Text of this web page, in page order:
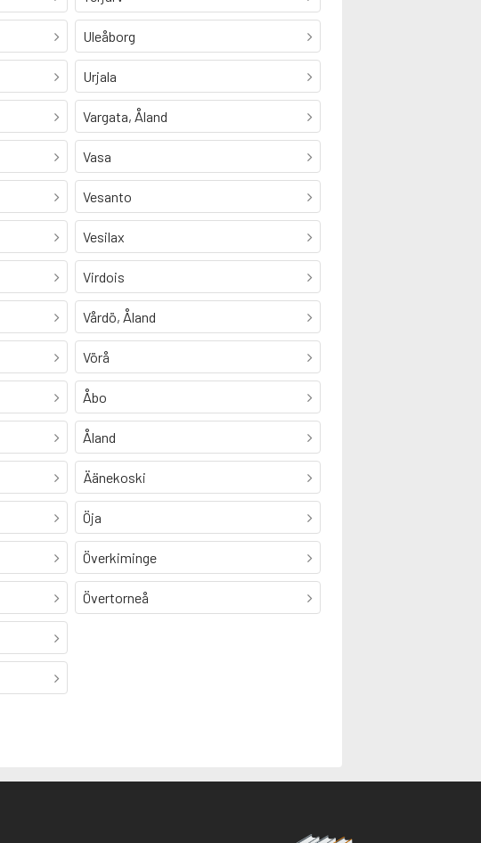
Uleåborg
Urjala
Vargata, Åland
Vasa
Vesanto
Vesilax
Virdois
Vårdö, Åland
Vörå
Åbo
Åland
Äänekoski
Öja
Överkiminge
Övertorneå